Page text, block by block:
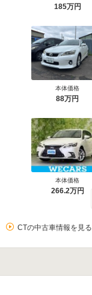
185万円
本体価格
88万円
本体価格
266.2万円
CTの中古車情報を見る